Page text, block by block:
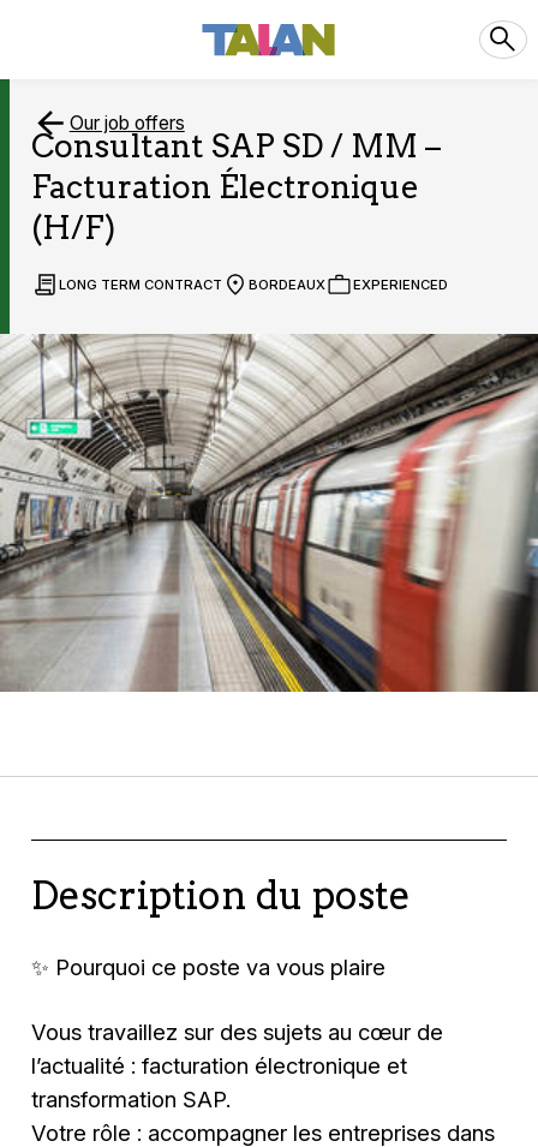
Our job offers
Consultant SAP SD / MM –
Facturation Électronique
(H/F)
LONG TERM CONTRACT BORDEAUX EXPERIENCED
Description du poste
✨ Pourquoi ce poste va vous plaire
Vous travaillez sur des sujets au cœur de
l’actualité : facturation électronique et
transformation SAP.
Votre rôle : accompagner les entreprises dans